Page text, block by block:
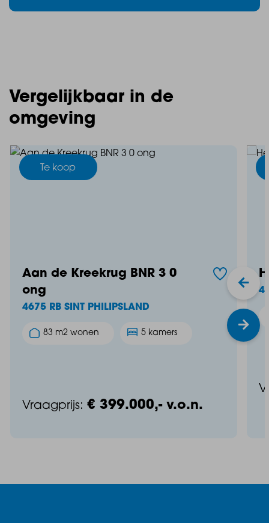
nieuwbouw@baasmakelaars.nl
Vergelijkbaar in de
omgeving
Te koop
Aan de Kreekrug BNR 3 0
ong
4675 RB SINT PHILIPSLAND
83 m2 wonen 5 kamers
Vraagprijs: € 399.000,- v.o.n.